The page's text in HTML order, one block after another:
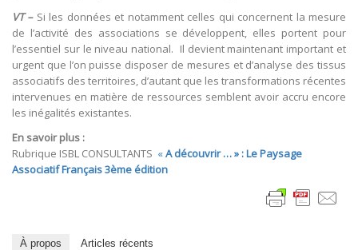
VT –Si les données et notamment celles qui concernent la mesure
de l’activité des associations se développent, elles portent pour
l’essentiel sur le niveau national. Il devient maintenant important et
urgent que l’on puisse disposer de mesures et d’analyse des tissus
associatifs des territoires, d’autant que les transformations récentes
intervenues en matière de ressources semblent avoir accru encore
les inégalités existantes.
En savoir plus :
Rubrique ISBL CONSULTANTS «A découvrir … » : Le Paysage
Associatif Français 3ème édition
À propos Articles récents